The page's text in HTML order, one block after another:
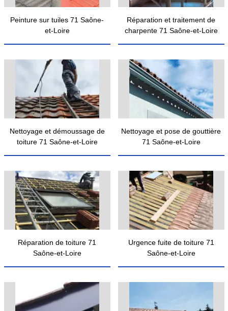
Peinture sur tuiles 71 Saône-
et-Loire
Réparation et traitement de
charpente 71 Saône-et-Loire
Nettoyage et démoussage de
toiture 71 Saône-et-Loire
Nettoyage et pose de gouttière
71 Saône-et-Loire
Réparation de toiture 71
Saône-et-Loire
Urgence fuite de toiture 71
Saône-et-Loire